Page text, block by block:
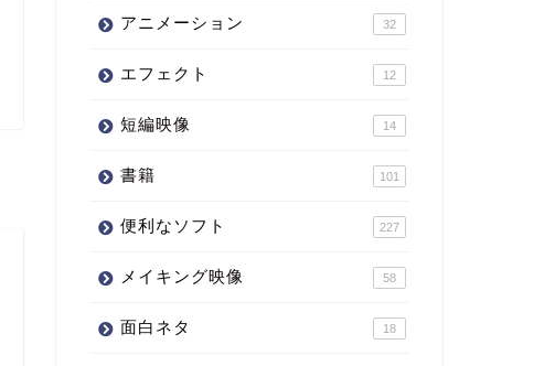
アニメーション 32
エフェクト 12
短編映像 14
書籍 101
便利なソフト 227
メイキング映像 58
面白ネタ 18